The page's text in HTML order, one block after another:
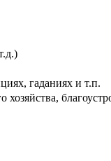
гаданиях и т.п.